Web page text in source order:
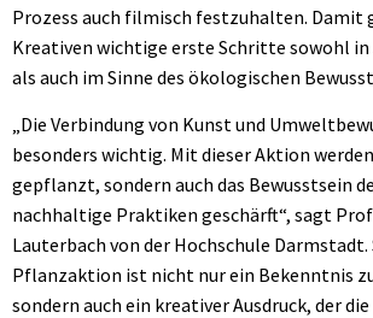
Prozess auch filmisch festzuhalten. Damit
Kreativen wichtige erste Schritte sowohl in
als auch im Sinne des ökologischen
„Die Verbindung von Kunst und
besonders wichtig. Mit dieser Aktion
gepflanzt, sondern auch das Bewusstsein
nachhaltige Praktiken geschärft“, sagt
Lauterbach von der Hochschule Darmstadt.
Pflanzaktion ist nicht nur ein Bekenntnis
sondern auch ein kreativer Ausdruck, der